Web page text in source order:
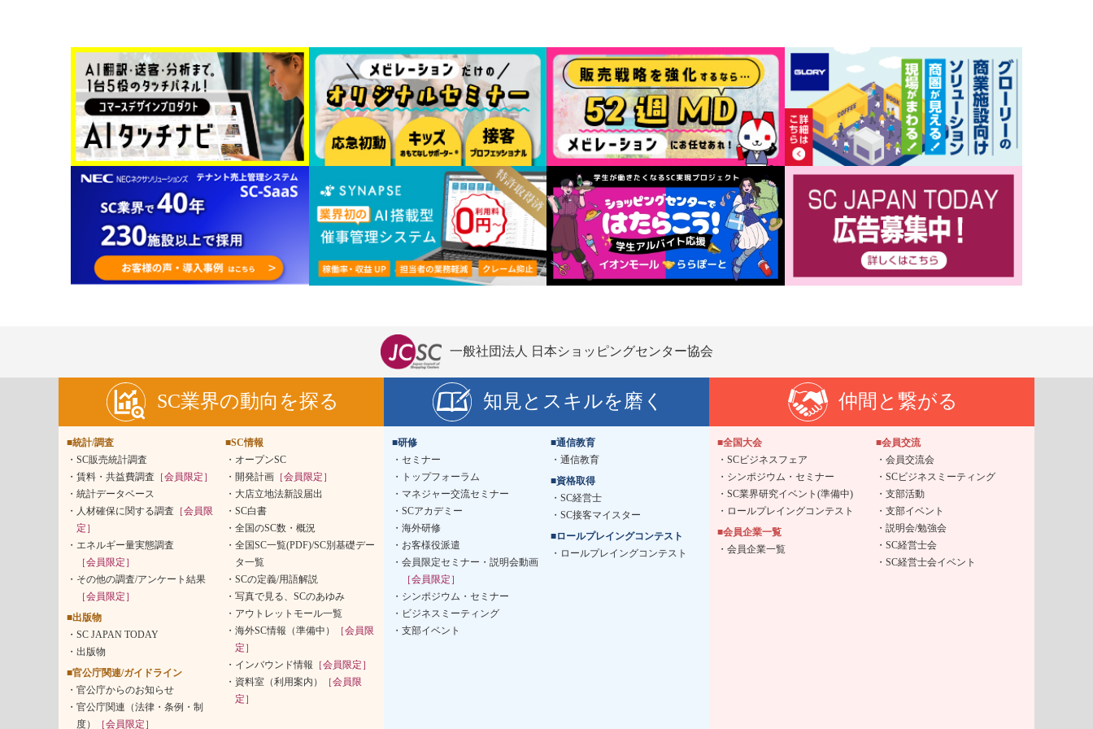
一般社団法人 日本ショッピングセンター協会
SC業界の動向を探る
■統計/調査
SC販売統計調査
賃料・共益費調査 ［会員限定］
統計データベース
人材確保に関する調査 ［会員限
定］
エネルギー量実態調査
［会員限定］
その他の調査/アンケート結果
［会員限定］
■出版物
SC JAPAN TODAY
出版物
■官公庁関連/ガイドライン
官公庁からのお知らせ
官公庁関連（法律・条例・制
度）
［会員限定］
■SC情報
オープンSC
開発計画 ［会員限定］
大店立地法新設届出
SC白書
全国のSC数・概況
全国SC一覧(PDF)/SC別基礎デー
タ一覧
SCの定義/用語解説
写真で見る、SCのあゆみ
アウトレットモール一覧
海外SC情報（準備中）
［会員限
定］
インバウンド情報 ［会員限定］
資料室（利用案内）
［会員限
定］
知見とスキルを磨く
■研修
セミナー
トップフォーラム
マネジャー交流セミナー
SCアカデミー
海外研修
お客様役派遣
会員限定セミナー・説明会動画
［会員限定］
シンポジウム・セミナー
ビジネスミーティング
支部イベント
■通信教育
通信教育
■資格取得
SC経営士
SC接客マイスター
■ロールプレイングコンテスト
ロールプレイングコンテスト
仲間と繋がる
■全国大会
SCビジネスフェア
シンポジウム・セミナー
SC業界研究イベント(準備中)
ロールプレイングコンテスト
■会員企業一覧
会員企業一覧
■会員交流
会員交流会
SCビジネスミーティング
支部活動
支部イベント
説明会/勉強会
SC経営士会
SC経営士会イベント